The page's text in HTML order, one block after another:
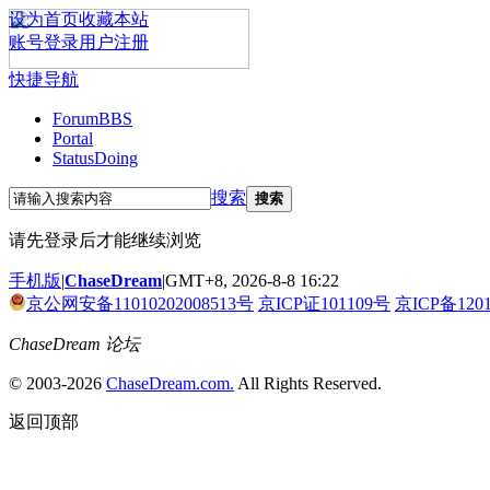
设为首页收藏本站
账号登录用户注册
快捷导航
ForumBBS
Portal
StatusDoing
搜索 搜索
请先登录后才能继续浏览
手机版|ChaseDream|GMT+8, 2026-8-8 16:22
京公网安备11010202008513号 京ICP证101109号 京ICP备
ChaseDream 论坛
© 2003-2026 ChaseDream.com. All Rights Reserved.
返回顶部